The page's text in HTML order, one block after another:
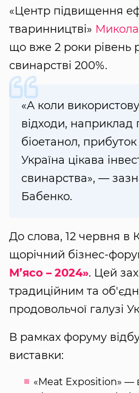
«Центр підвищення
тваринництві»
що вже 2 роки рівень
свинарстві 200%.
«А коли
відходи, наприклад
біоетанол,
Україна цікава
свинарства», —
Бабенко.
До слова, 12 червня в
щорічний бізнес-
М’ясо – 2024». Цей
традиційним та
продовольчої галузі
В рамках форуму
виставки:
«Meat Exposition» —